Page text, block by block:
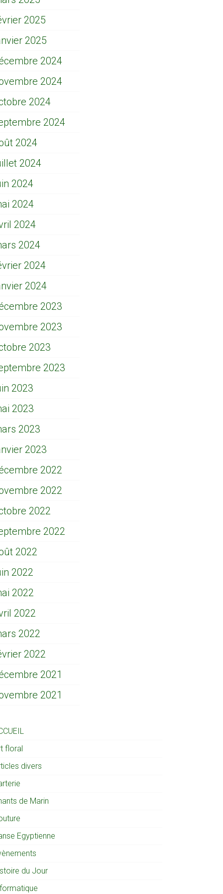
2025
2025
2024
2024
2024
2024
2024
2024
2024
2024
2024
2024
2024
2024
2023
2023
2023
2023
2023
2023
2023
2023
2022
2022
2022
2022
2022
2022
2022
2022
2022
2022
2021
2021
floral
divers
de Marin
Egyptienne
du Jour